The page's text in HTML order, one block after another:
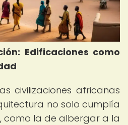
Edificaciones como
civilizaciones africanas
no solo cumplía
como la de albergar a la